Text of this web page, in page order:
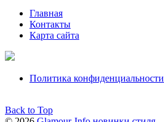
Главная
Контакты
Карта сайта
Политика конфиденциальности
Back to Top